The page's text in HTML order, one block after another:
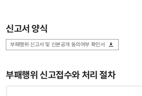
신고서 양식
부패행위 신고서 및 신분공개 동의여부 확인서
부패행위 신고접수와 처리 절차